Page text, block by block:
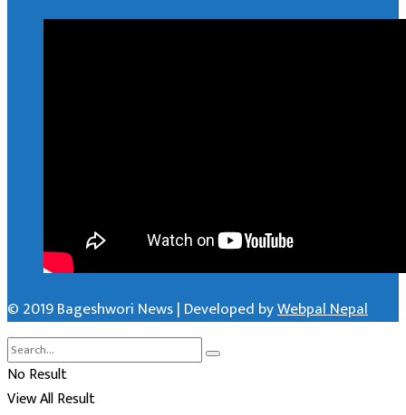
© 2019 Bageshwori News | Developed byWebpal Nepal
No Result
View All Result